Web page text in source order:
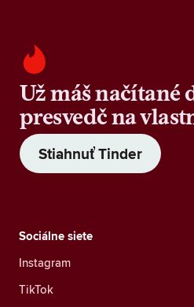
Už máš načítané
presvedč na
Stiahnuť Tinder
Sociálne siete
Instagram
TikTok